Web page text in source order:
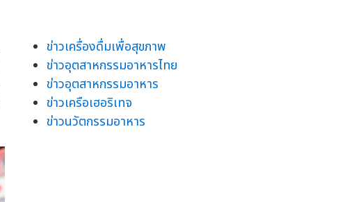
ข่าวเครื่องดื่มเพื่อสุขภาพ
ข่าวอุตสาหกรรมอาหารไทย
ข่าวอุตสาหกรรมอาหาร
ข่าวเครือเฮอริเทจ
ข่าวนวัตกรรมอาหาร